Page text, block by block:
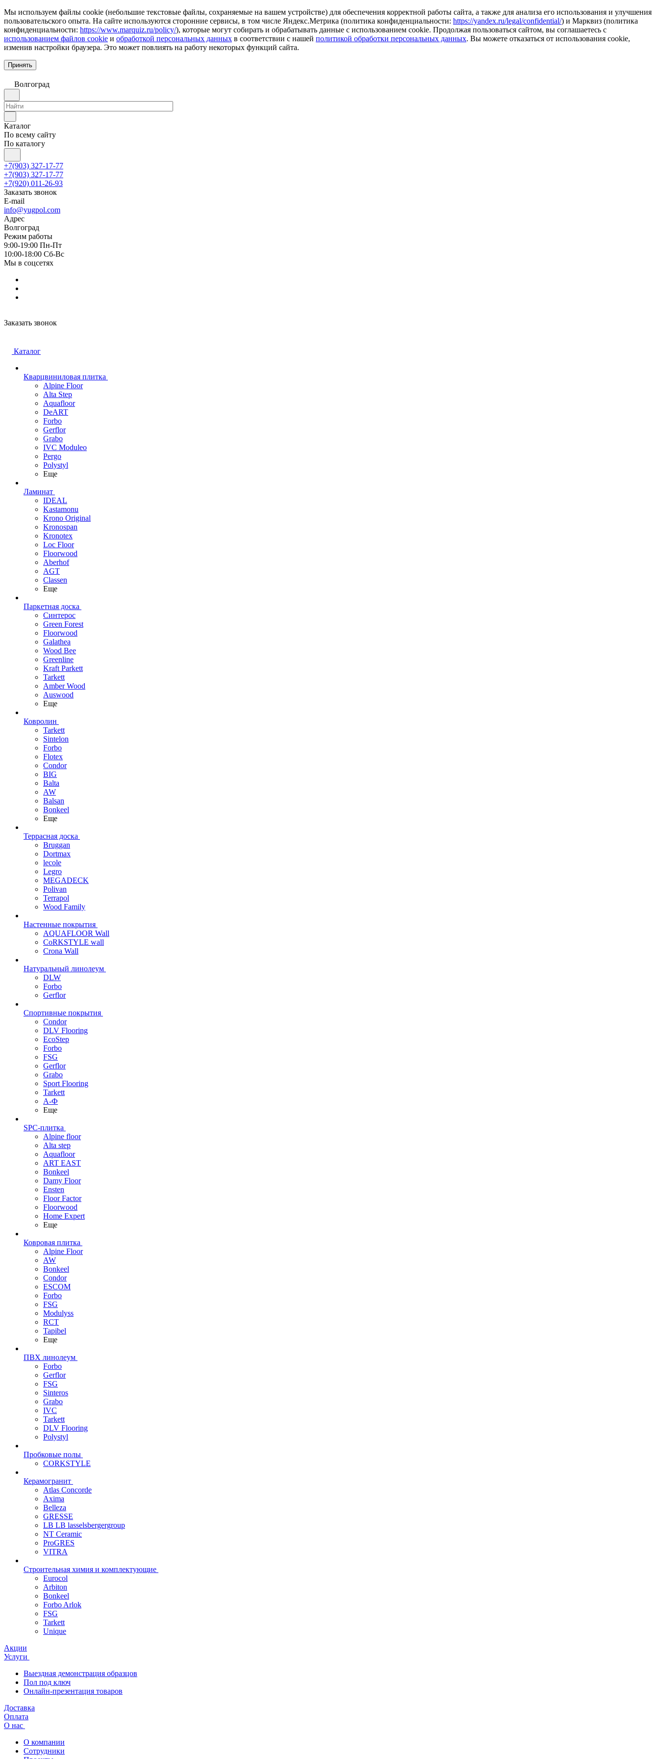
Мы используем файлы cookie (небольшие текстовые файлы, сохраняемые на вашем устройстве) для обеспечения корректной работы сайта, а также для анализа его использования и улучшения
пользовательского опыта. На сайте используются сторонние сервисы, в том числе Яндекс.Метрика (политика конфиденциальности: https://yandex.ru/legal/confidential/) и Марквиз (политика
конфиденциальности: https://www.marquiz.ru/policy/), которые могут собирать и обрабатывать данные с использованием cookie. Продолжая пользоваться сайтом, вы соглашаетесь с
использованием файлов cookie и обработкой персональных данных в соответствии с нашей политикой обработки персональных данных. Вы можете отказаться от использования cookie,
изменив настройки браузера. Это может повлиять на работу некоторых функций сайта.
Принять
Волгоград
Каталог
По всему сайту
По каталогу
+7(903) 327-17-77
+7(903) 327-17-77
+7(920) 011-26-93
Заказать звонок
E-mail
info@yugpol.com
Адрес
Волгоград
Режим работы
9:00-19:00 Пн-Пт
10:00-18:00 Cб-Вс
Мы в соцсетях
Заказать звонок
Каталог
Кварцвиниловая плитка
Alpine Floor
Alta Step
Aquafloor
DeART
Forbo
Gerflor
Grabo
IVC Moduleo
Pergo
Polystyl
Еще
Ламинат
IDEAL
Kastamonu
Krono Original
Kronospan
Kronotex
Loc Floor
Floorwood
Aberhof
AGT
Classen
Еще
Паркетная доска
Синтерос
Green Forest
Floorwood
Galathea
Wood Bee
Greenline
Kraft Parkett
Tarkett
Amber Wood
Auswood
Еще
Ковролин
Tarkett
Sintelon
Forbo
Flotex
Condor
BIG
Balta
AW
Balsan
Bonkeel
Еще
Террасная доска
Bruggan
Dortmax
lecole
Legro
MEGADECK
Polivan
Terrapol
Wood Family
Настенные покрытия
AQUAFLOOR Wall
CoRKSTYLE wall
Crona Wall
Натуральный линолеум
DLW
Forbo
Gerflor
Спортивные покрытия
Condor
DLV Flooring
EcoStep
Forbo
FSG
Gerflor
Grabo
Sport Flooring
Tarkett
А-Ф
Еще
SPC-плитка
Alpine floor
Alta step
Aquafloor
ART EAST
Bonkeel
Damy Floor
Ensten
Floor Factor
Floorwood
Home Expert
Еще
Ковровая плитка
Alpine Floor
AW
Bonkeel
Condor
ESCOM
Forbo
FSG
Modulyss
RCT
Tapibel
Еще
ПВХ линолеум
Forbo
Gerflor
FSG
Sinteros
Grabo
IVC
Tarkett
DLV Flooring
Polystyl
Пробковые полы
CORKSTYLE
Керамогранит
Atlas Concorde
Axima
Belleza
GRESSE
LB LB lasselsbergergroup
NT Ceramic
ProGRES
VITRA
Строительная химия и комплектующие
Eurocol
Arbiton
Bonkeel
Forbo Arlok
FSG
Tarkett
Unique
Акции
Услуги
Выездная демонстрация образцов
Пол под ключ
Онлайн-презентация товаров
Доставка
Оплата
О нас
О компании
Сотрудники